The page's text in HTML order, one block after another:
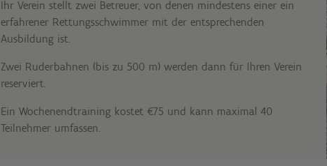
Ihr Verein stellt zwei Betreuer, von denen mindestens einer ein
erfahrener Rettungsschwimmer mit der entsprechenden
Ausbildung ist.
Zwei Ruderbahnen (bis zu 500 m) werden dann für Ihren Verein
reserviert.
Ein Wochenendtraining kostet €75 und kann maximal 40
Teilnehmer umfassen.